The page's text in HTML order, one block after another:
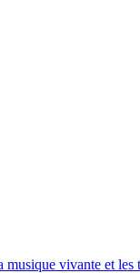
musique vivante et les